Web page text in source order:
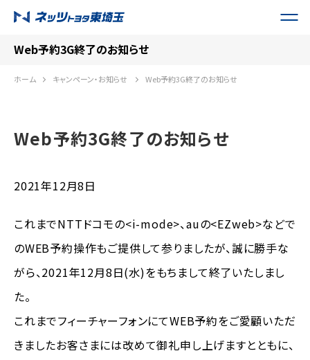
Web予約3G終了のお知らせ
ホーム キャンペーン・お知らせ Web予約3G終了のお知らせ
Web予約3G終了のお知らせ
2021年12月8日
これまでNTTドコモの<i-mode>、auの<EZweb>などで
のWEB予約操作もご提供して参りましたが、誠に勝手な
がら、2021年12月8日(水)をもちまして終了いたしまし
た。
これまでフィーチャーフォンにてWEB予約をご愛顧いただ
きましたお客さまには改めて御礼申し上げますとともに、